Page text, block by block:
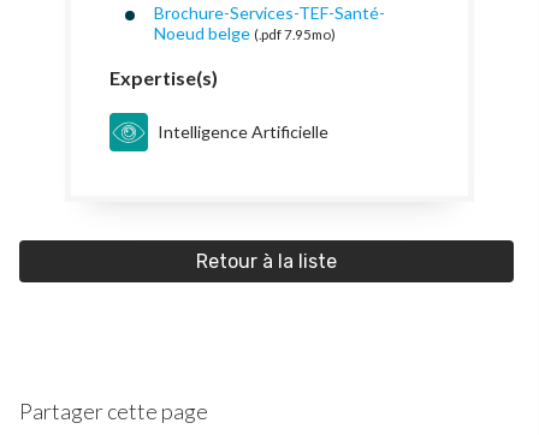
Brochure-Services-TEF-Santé-
Noeud belge (.pdf 7.95mo)
Expertise(s)
Intelligence Artificielle
Retour à la liste
Partager cette page